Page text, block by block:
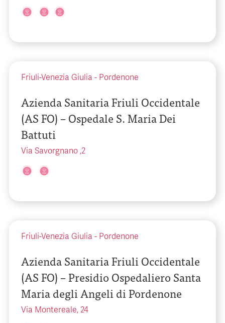
Friuli-Venezia Giulia - Pordenone
Azienda Sanitaria Friuli Occidentale
(AS FO) – Ospedale S. Maria Dei
Battuti
Via Savorgnano ,2
Friuli-Venezia Giulia - Pordenone
Azienda Sanitaria Friuli Occidentale
(AS FO) – Presidio Ospedaliero Santa
Maria degli Angeli di Pordenone
Via Montereale, 24